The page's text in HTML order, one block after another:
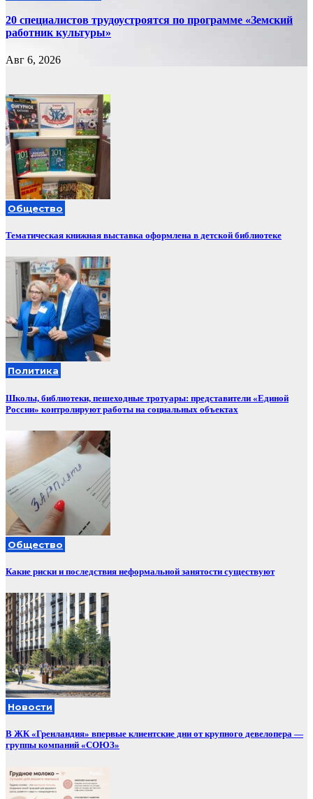
20 специалистов трудоустроятся по программе «Земский
работник культуры»
Авг 6, 2026
Общество
Тематическая книжная выставка оформлена в детской библиотеке
Политика
Школы, библиотеки, пешеходные тротуары: представители «Единой
России» контролируют работы на социальных объектах
Общество
Какие риски и последствия неформальной занятости существуют
Новости
В ЖК «Гренландия» впервые клиентские дни от крупного девелопера —
группы компаний «СОЮЗ»